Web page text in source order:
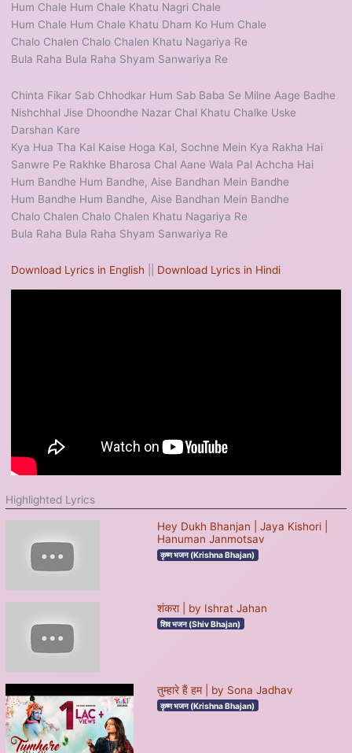
Hum Chale Hum Chale Khatu Nagri Chale
Hum Chale Hum Chale Khatu Dham Ko Hum Chale
Chalo Chalen Chalo Chalen Khatu Nagariya Re
Bula Raha Bula Raha Shyam Sanwariya Re
Chinta Fikar Sab Chhodkar Hum Sab Baba Se Milne Aage Badhe
Nishchhal Jise Dhoondhe Nazar Chal Khatu Chalke Uske
Darshan Kare
Kya Hua Tha Kal Kaise Hoga Kal, Sochne Mein Kya Rakha Hai
Sanwre Pe Rakhke Bharosa Chal Aane Wala Pal Achcha Hai
Hum Bandhe Hum Bandhe, Aise Bandhan Mein Bandhe
Hum Bandhe Hum Bandhe, Aise Bandhan Mein Bandhe
Chalo Chalen Chalo Chalen Khatu Nagariya Re
Bula Raha Bula Raha Shyam Sanwariya Re
Download Lyrics in English Download Lyrics in Hindi
Highlighted Lyrics
Hey Dukh Bhanjan | Jaya Kishori |
Hanuman Janmotsav
कृष्ण भजन (Krishna Bhajan)
शंकरा | by Ishrat Jahan
शिव भजन (Shiv Bhajan)
तुम्हारे हैं हम | by Sona Jadhav
कृष्ण भजन (Krishna Bhajan)